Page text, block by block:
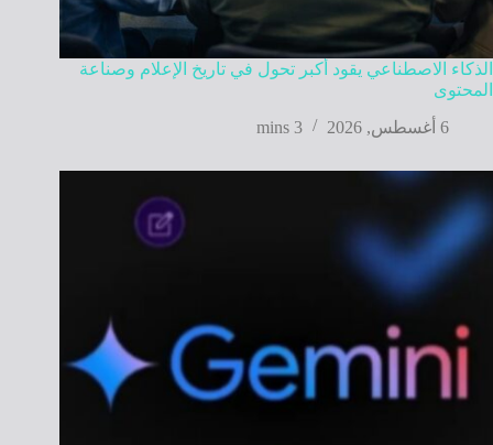
الذكاء الاصطناعي يقود أكبر تحول في تاريخ الإعلام وصناعة
المحتوى
6 أغسطس, 2026
3 mins